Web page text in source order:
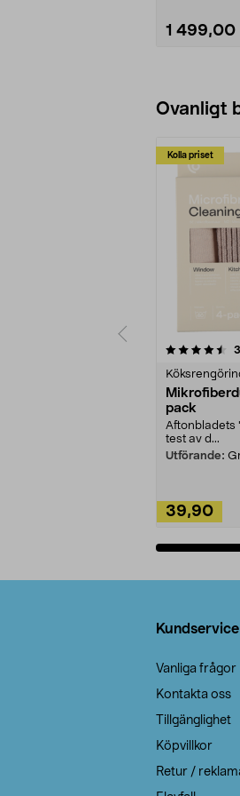
1 499,00
Ovanligt
Kolla priset
pack
Aftonbladets
test av d...
Utförande:
39,90
Kundservice
Vanliga frågor
Kontakta oss
Tillgänglighet
Köpvillkor
Retur /